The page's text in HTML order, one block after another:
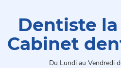
Dentiste
Cabinet
Du Lundi au Vendredi